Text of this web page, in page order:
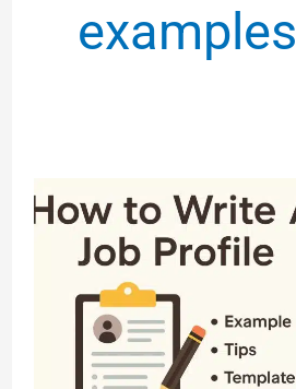
examples